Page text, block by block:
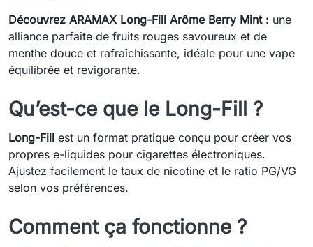
Découvrez ARAMAX Long-Fill Arôme Berry Mint : une
alliance parfaite de fruits rouges savoureux et de
menthe douce et rafraîchissante, idéale pour une vape
équilibrée et revigorante.
Qu’est-ce que le Long-Fill ?
Long-Fill est un format pratique conçu pour créer vos
propres e-liquides pour cigarettes électroniques.
Ajustez facilement le taux de nicotine et le ratio PG/VG
selon vos préférences.
Comment ça fonctionne ?